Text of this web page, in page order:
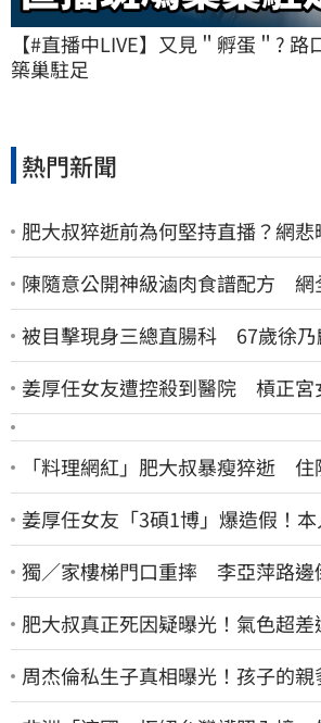
【#直播中LIVE】又見＂孵蛋＂?
築巢駐足
熱門新聞
肥大叔猝逝前為何堅持直播？網悲
陳隨意公開神級滷肉食譜配方 網
被目擊現身三總直腸科 67歲徐乃
姜厚任女友遭控殺到醫院 槓正宮
「料理網紅」肥大叔暴瘦猝逝 住
姜厚任女友「3碩1博」爆造假！
獨／家樓梯門口重摔 李亞萍路邊
肥大叔真正死因疑曝光！氣色超
周杰倫私生子真相曝光！孩子的